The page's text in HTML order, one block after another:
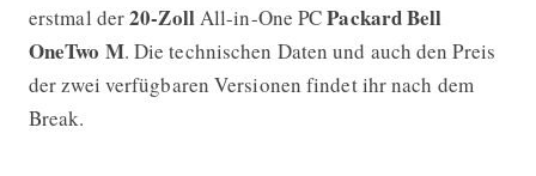
erstmal der20-Zoll All-in-One PCPackard Bell
OneTwo M. Die technischen Daten und auch den Preis
der zwei verfügbaren Versionen findet ihr nach dem
Break.